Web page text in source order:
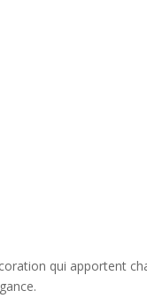
qui apportent